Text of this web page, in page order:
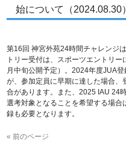
始について（2024.08.30）
第16回 神宮外苑24時間チャレンジ
トリー受付は、スポーツエントリ
月中旬公開予定）。2024年度JUA
が、参加定員に早期に達した場合
合があります。また、2025 IAU 24
選考対象となることを希望する場
録も必要となります。
« 前のページ